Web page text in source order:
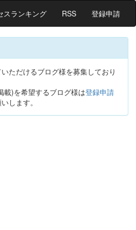
スランキング RSS 登録申請
ただけるブログ様を募集しており
載)を希望するブログ様は登録申請
します。